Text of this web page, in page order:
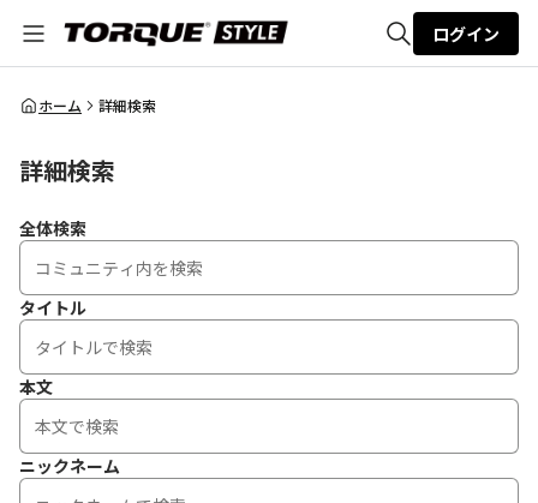
全体検索
ログイン
ホーム 詳細検索
詳細検索
全体検索
タイトル
本文
ニックネーム